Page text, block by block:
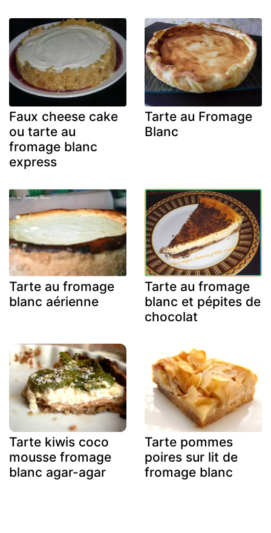
Faux cheese cake
ou tarte au
fromage blanc
express
Tarte au Fromage
Blanc
Tarte au fromage
blanc aérienne
Tarte au fromage
blanc et pépites de
chocolat
Tarte kiwis coco
mousse fromage
blanc agar-agar
Tarte pommes
poires sur lit de
fromage blanc